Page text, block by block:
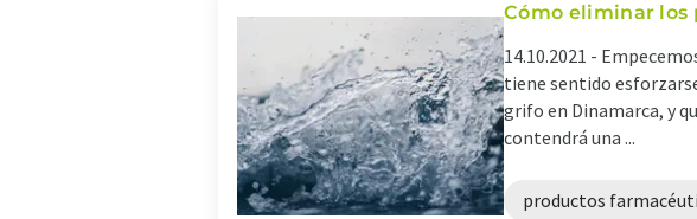
Cómo eliminar los
14.10.2021 -
tiene sentido
grifo en Dinamarca, y
contendrá una ...
productos